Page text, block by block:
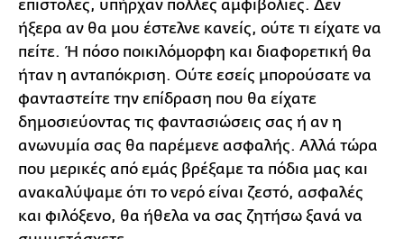
επιστολές, υπήρχαν πολλές αμφιβολίες. Δεν
ήξερα αν θα μου έστελνε κανείς, ούτε τι είχατε να
πείτε. Ή πόσο ποικιλόμορφη και διαφορετική θα
ήταν η ανταπόκριση. Ούτε εσείς μπορούσατε να
φανταστείτε την επίδραση που θα είχατε
δημοσιεύοντας τις φαντασιώσεις σας ή αν η
ανωνυμία σας θα παρέμενε ασφαλής. Αλλά τώρα
που μερικές από εμάς βρέξαμε τα πόδια μας και
ανακαλύψαμε ότι το νερό είναι ζεστό, ασφαλές
και φιλόξενο, θα ήθελα να σας ζητήσω ξανά να